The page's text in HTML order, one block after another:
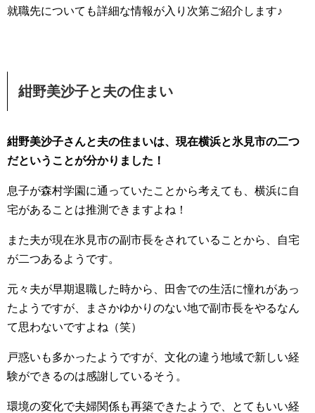
就職先についても詳細な情報が入り次第ご紹介します♪
紺野美沙子と夫の住まい
紺野美沙子さんと夫の住まいは、現在横浜と氷見市の二つ
だということが分かりました！
息子が森村学園に通っていたことから考えても、横浜に自
宅があることは推測できますよね！
また夫が現在氷見市の副市長をされていることから、自宅
が二つあるようです。
元々夫が早期退職した時から、田舎での生活に憧れがあっ
たようですが、まさかゆかりのない地で副市長をやるなん
て思わないですよね（笑）
戸惑いも多かったようですが、文化の違う地域で新しい経
験ができるのは感謝しているそう。
環境の変化で夫婦関係も再築できたようで、とてもいい経